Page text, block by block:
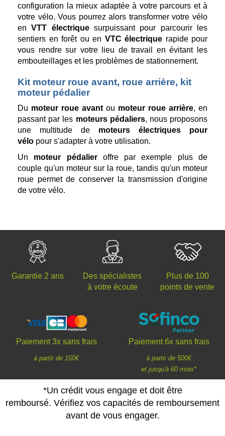
configuration la mieux adaptée à votre parcours et à
votre vélo. Vous pourrez alors transformer votre vélo
en
VTT électrique surpuissant pour parcourir les
sentiers en forêt ou en VTC électrique rapide pour
vous rendre sur votre lieu de travail en évitant les
embouteillages et les problèmes de stationnement.
Kit moteur roue avant, roue arrière, kit
moteur pédalier
Du moteur roue avant ou moteur roue arrière, en
passant par les moteurs pédaliers, nous proposons
une multitude de
moteurs électriques pour
vélo pour s'adapter à votre utilisation.
Un
moteur pédalier
offre par exemple plus de
couple qu'un moteur sur la roue, tandis qu'un moteur
roue permet de conserver la transmission d'origine
de votre vélo.
Garantie 2 ans
Des spécialistes
à votre écoute
Plus de 100
points de vente
Paiement 3x sans frais
à partir de 150€
Paiement 6x sans frais
à partir de 500€
et jusqu'à 60 mois*
*Un crédit vous engage et doit être
remboursé. Vérifiez vos capacités de remboursement
avant de vous engager.